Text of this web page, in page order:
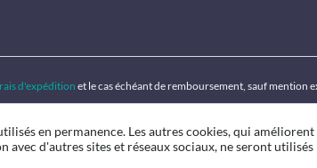
d'expédition et le cas échéant de remboursement, sauf mention
en permanence. Les autres cookies, qui améliorent
d'autres sites et réseaux sociaux, ne seront utilisés